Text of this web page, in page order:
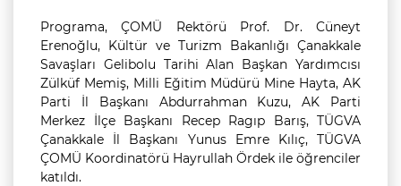
Programa, ÇOMÜ Rektörü Prof. Dr. Cüneyt
Erenoğlu, Kültür ve Turizm Bakanlığı Çanakkale
Savaşları Gelibolu Tarihi Alan Başkan Yardımcısı
Zülküf Memiş, Milli Eğitim Müdürü Mine Hayta, AK
Parti İl Başkanı Abdurrahman Kuzu, AK Parti
Merkez İlçe Başkanı Recep Ragıp Barış, TÜGVA
Çanakkale İl Başkanı Yunus Emre Kılıç, TÜGVA
ÇOMÜ Koordinatörü Hayrullah Ördek ile öğrenciler
katıldı.